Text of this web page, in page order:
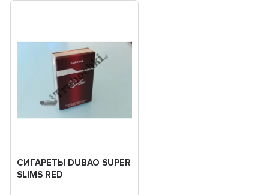
СИГАРЕТЫ DUBAO SUPER
SLIMS RED